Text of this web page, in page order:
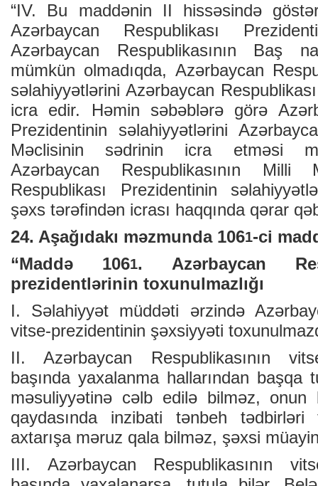
“IV. Bu maddənin II hissəsində
Azərbaycan Respublikası
Azərbaycan Respublikasının Baş
mümkün olmadıqda, Azərbaycan
səlahiyyətlərini Azərbaycan
icra edir. Həmin səbəblərə görə
Prezidentinin səlahiyyətlərini
Məclisinin sədrinin icra etməsi
Azərbaycan Respublikasının Milli
Respublikası Prezidentinin
şəxs tərəfindən icrası haqqında qərar
24. Aşağıdakı məzmunda 1061-ci
“Maddə 1061. Azərbaycan
prezidentlərinin ­toxunulmazlığı
I. Səlahiyyət müddəti ərzində
vitse-prezidentinin şəxsiyyəti
II. Azərbaycan Respublikasının
başında yaxalanma hallarından başqa
məsuliyyətinə cəlb edilə bilməz, onun
qaydasında inzibati tənbeh
axtarışa məruz qala bilməz, şəxsi
III. Azərbaycan Respublikasının